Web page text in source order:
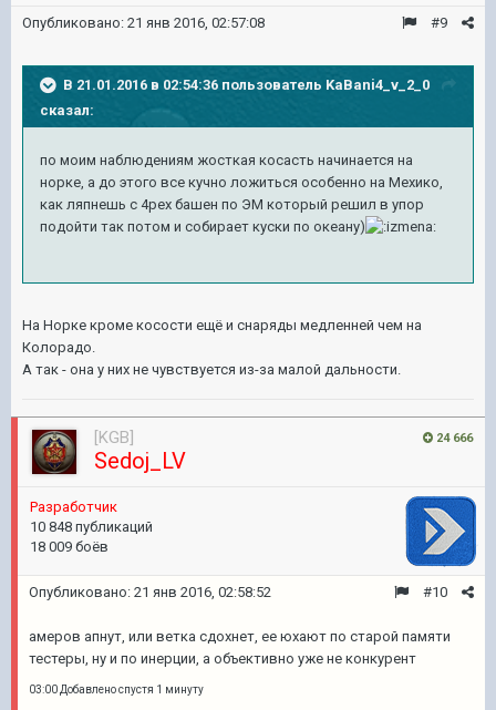
#9
Опубликовано: 21 янв 2016, 02:57:08
В 21.01.2016 в 02:54:36 пользователь KaBani4_v_2_0
сказал:
по моим наблюдениям жосткая косасть начинается на
норке, а до этого все кучно ложиться особенно на Мехико,
как ляпнешь с 4рех башен по ЭМ который решил в упор
подойти так потом и собирает куски по океану)
На Норке кроме косости ещё и снаряды медленней чем на
Колорадо.
А так - она у них не чувствуется из-за малой дальности.
24 666
[KGB]
Sedoj_LV
Pазработчик
10 848 публикаций
18 009 боёв
#10
Опубликовано: 21 янв 2016, 02:58:52
амеров апнут, или ветка сдохнет, ее юхают по старой памяти
тестеры, ну и по инерции, а объективно уже не конкурент
03:00 Добавлено спустя 1 минуту